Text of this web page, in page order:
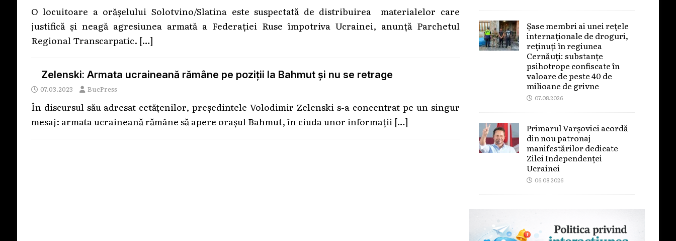
O locuitoare a orășelului Solotvino/Slatina este suspectată de distribuirea materialelor care
justifică și neagă agresiunea armată a Federației Ruse împotriva Ucrainei, anunță Parchetul
Regional Transcarpatic. […]
Zelenski: Armata ucraineană rămâne pe poziţii la Bahmut şi nu se retrage
07.03.2023 BucPress
În discursul său adresat cetățenilor, președintele Volodimir Zelenski s-a concentrat pe un singur
mesaj: armata ucraineană rămâne să apere oraşul Bahmut, în ciuda unor informaţii […]
Șase membri ai unei rețele
internaționale de droguri,
reținuți în regiunea
Cernăuți: substanțe
psihotrope confiscate în
valoare de peste 40 de
milioane de grivne
07.08.2026
Primarul Varșoviei acordă
din nou patronaj
manifestărilor dedicate
Zilei Independenței
Ucrainei
06.08.2026